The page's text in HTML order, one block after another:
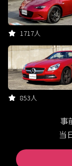
1717人
853人
事
当